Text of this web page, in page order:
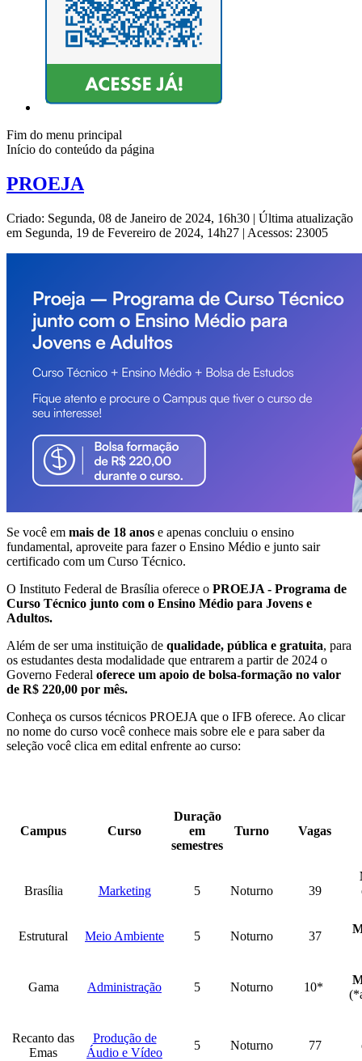
Fim do menu principal
Início do conteúdo da página
PROEJA
Criado: Segunda, 08 de Janeiro de 2024, 16h30 | Última atualização
em Segunda, 19 de Fevereiro de 2024, 14h27 | Acessos: 23005
Se você em mais de 18 anos e apenas concluiu o ensino
fundamental, aproveite para fazer o Ensino Médio e junto sair
certificado com um Curso Técnico.
O Instituto Federal de Brasília oferece o PROEJA - Programa de
Curso Técnico junto com o Ensino Médio para Jovens e
Adultos.
Além de ser uma instituição de qualidade, pública e gratuita, para
os estudantes desta modalidade que entrarem a partir de 2024 o
Governo Federal oferece um apoio de bolsa-formação no valor
de R$ 220,00 por mês.
Conheça os cursos técnicos PROEJA que o IFB oferece. Ao clicar
no nome do curso você conhece mais sobre ele e para saber da
seleção você clica em edital enfrente ao curso:
Campus Curso
Duração
em
semestres
Turno Vagas
Brasília Marketing 5 Noturno 39
Estrutural Meio Ambiente 5 Noturno 37
Gama Administração 5 Noturno 10*
Recanto das
Emas
Produção de
Áudio e Vídeo
5 Noturno 77